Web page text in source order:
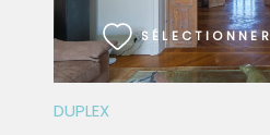
DUPLEX
SÉLECTIONNER